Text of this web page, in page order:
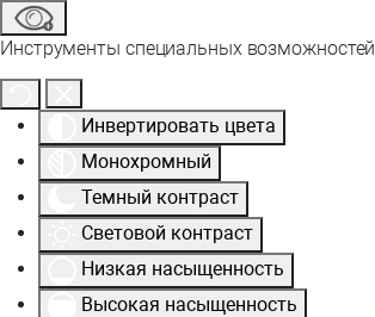
Инструменты специальных возможностей
Инвертировать цвета
Монохромный
Темный контраст
Световой контраст
Низкая насыщенность
Высокая насыщенность